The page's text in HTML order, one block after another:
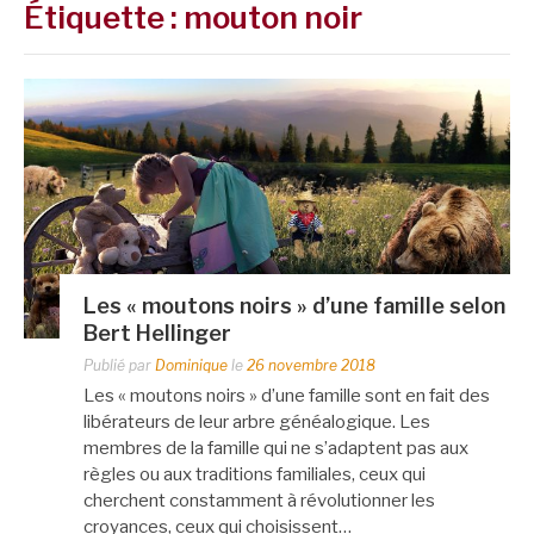
Étiquette : mouton noir
Les « moutons noirs » d’une famille selon
Bert Hellinger
Publié par Dominique le 26 novembre 2018
Les « moutons noirs » d’une famille sont en fait des
libérateurs de leur arbre généalogique. Les
membres de la famille qui ne s’adaptent pas aux
règles ou aux traditions familiales, ceux qui
cherchent constamment à révolutionner les
croyances, ceux qui choisissent…